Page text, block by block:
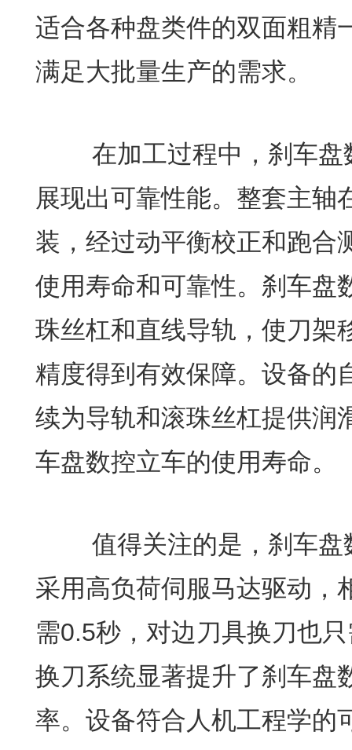
适合各种盘类件的双面粗精
满足大批量生产的需求。
在加工过程中，刹车盘
展现出可靠性能。整套主轴
装，经过动平衡校正和跑合
使用寿命和可靠性。刹车盘
珠丝杠和直线导轨，使刀架
精度得到有效保障。设备的
续为导轨和滚珠丝杠提供润
车盘数控立车的使用寿命。
值得关注的是，刹车盘
采用高负荷伺服马达驱动，
需0.5秒，对边刀具换刀也
换刀系统显著提升了刹车盘
率。设备符合人机工程学的